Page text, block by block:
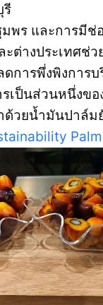
รี
มพร และการมีช่
ต่างประเทศช่
การพึ่งพิงการ
เป็นส่วนหนึ่งขอ
ด้วยน้ำมันปาล์ม
Palm